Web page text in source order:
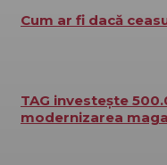
Cum ar fi dacă
TAG investește
modernizarea